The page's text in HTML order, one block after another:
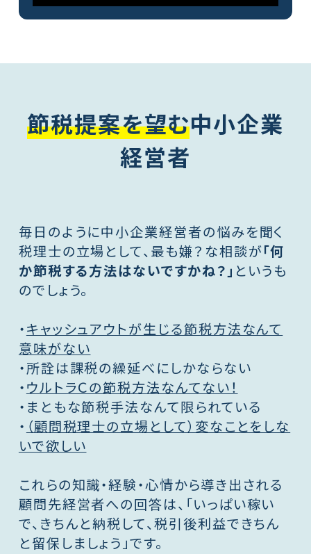
節税提案を望む中小企業
経営者
毎日のように中小企業経営者の悩みを聞く
税理士の立場として、最も嫌？な相談が「何
か節税する方法はないですかね？」 というも
のでしょう。
・キャッシュアウトが生じる節税方法なんて
意味がない
・所詮は課税の繰延べにしかならない
・ウルトラＣの節税方法なんてない！
・まともな節税手法なんて限られている
・ （顧問税理士の立場として）変なことをしな
いで欲しい
これらの知識・経験・心情から導き出される
顧問先経営者への回答は、「いっぱい稼い
で、きちんと納税して、税引後利益できちん
と留保しましょう」です。